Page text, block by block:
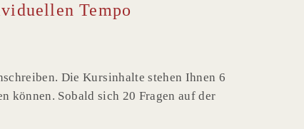
Tempo
Die Kursinhalte stehen Ihnen 6
können. Sobald sich 20 Fragen auf der